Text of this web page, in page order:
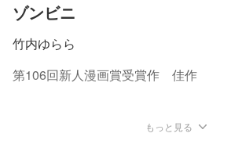
ゾンビニ
竹内ゆらら
第106回新人漫画賞受賞作 佳作
もっと見る